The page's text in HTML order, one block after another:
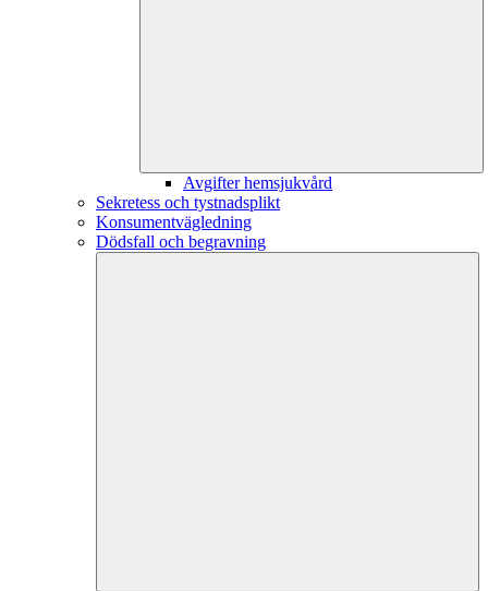
Avgifter hemsjukvård
Sekretess och tystnadsplikt
Konsumentvägledning
Dödsfall och begravning